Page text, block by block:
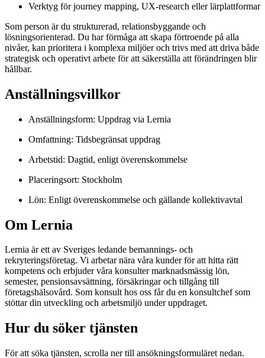
Verktyg för journey mapping, UX-research eller lärplattformar
Som person är du strukturerad, relationsbyggande och
lösningsorienterad. Du har förmåga att skapa förtroende på alla
nivåer, kan prioritera i komplexa miljöer och trivs med att driva både
strategisk och operativt arbete för att säkerställa att förändringen blir
hållbar.
Anställningsvillkor
Anställningsform: Uppdrag via Lernia
Omfattning: Tidsbegränsat uppdrag
Arbetstid: Dagtid, enligt överenskommelse
Placeringsort: Stockholm
Lön: Enligt överenskommelse och gällande kollektivavtal
Om Lernia
Lernia är ett av Sveriges ledande bemannings- och
rekryteringsföretag. Vi arbetar nära våra kunder för att hitta rätt
kompetens och erbjuder våra konsulter marknadsmässig lön,
semester, pensionsavsättning, försäkringar och tillgång till
företagshälsovård. Som konsult hos oss får du en konsultchef som
stöttar din utveckling och arbetsmiljö under uppdraget.
Hur du söker tjänsten
För att söka tjänsten, scrolla ner till ansökningsformuläret nedan.